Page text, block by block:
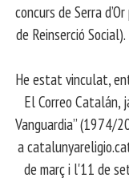
concurs de Serra
de Reinserció
He estat vinculat,
El Correo Catalán,
Vanguardia” (1974/
a
de març i l'11 de